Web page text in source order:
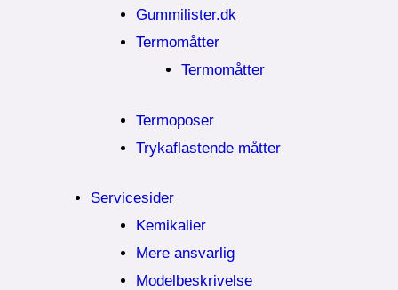
Gummilister.dk
Termomåtter
Termomåtter
Termoposer
Trykaflastende måtter
Servicesider
Kemikalier​
Mere ansvarlig
Modelbeskrivelse